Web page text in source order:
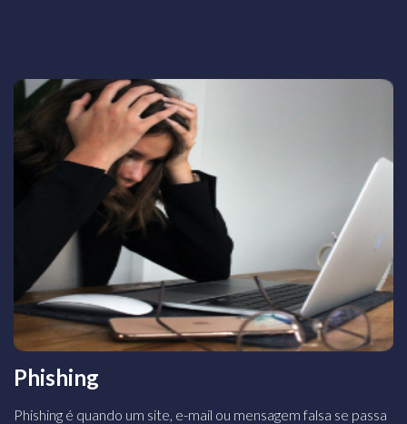
Phishing
Phishing é quando um site, e-mail ou mensagem falsa se passa